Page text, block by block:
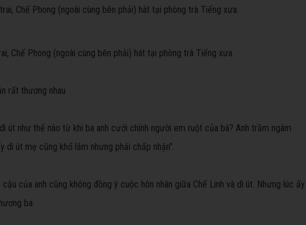
Chế Phong (ngoài cùng bên phải) hát tại phòng trà Tiếng xưa.
rất thương nhau
út như thế nào từ khi ba anh cưới chính người em ruột của bà? Anh trầm ngâm
dì út mẹ cũng khổ lắm nhưng phải chấp nhận".
của anh cũng không đồng ý cuộc hôn nhân giữa Chế Linh và dì út. Nhưng lúc ấy
ba.